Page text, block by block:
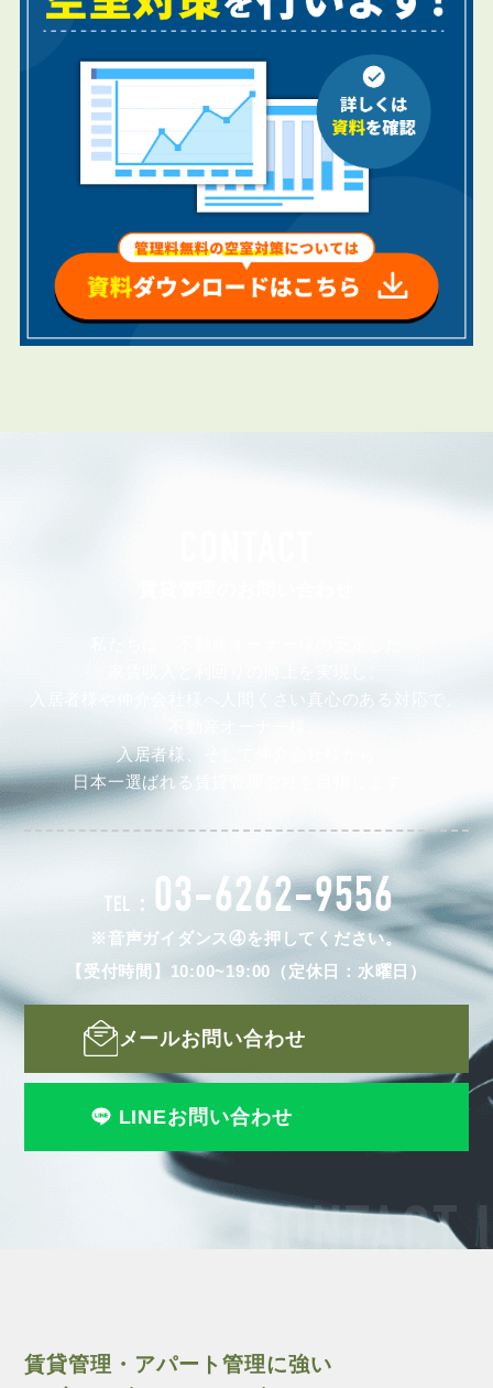
CONTACT
入居者様や仲介会社様へ人間くさい真心のある対応で、
入居者様、そして仲介会社様から
日本一選ばれる賃貸管理会社を目指します。
TEL： 03-6262-9556
※音声ガイダンス④を押してください。
【受付時間】10:00~19:00（定休日：水曜日）
メールお問い合わせ
LINEお問い合わせ
賃貸管理・アパート管理に強い